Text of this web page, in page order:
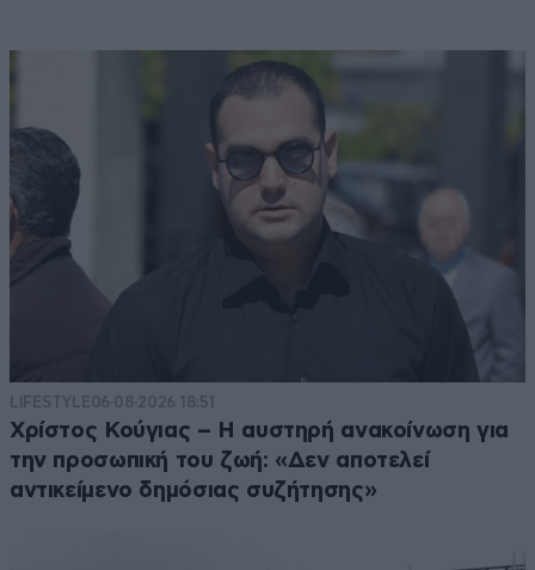
LIFESTYLE06·08·2026 18:51
Χρίστος Κούγιας – Η αυστηρή ανακοίνωση για
την προσωπική του ζωή: «Δεν αποτελεί
αντικείμενο δημόσιας συζήτησης»